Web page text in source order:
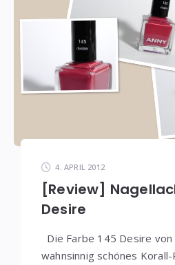
4. APRIL 2012
[Review]
Desire
Die Farbe 145 Desire von
wahnsinnig schönes